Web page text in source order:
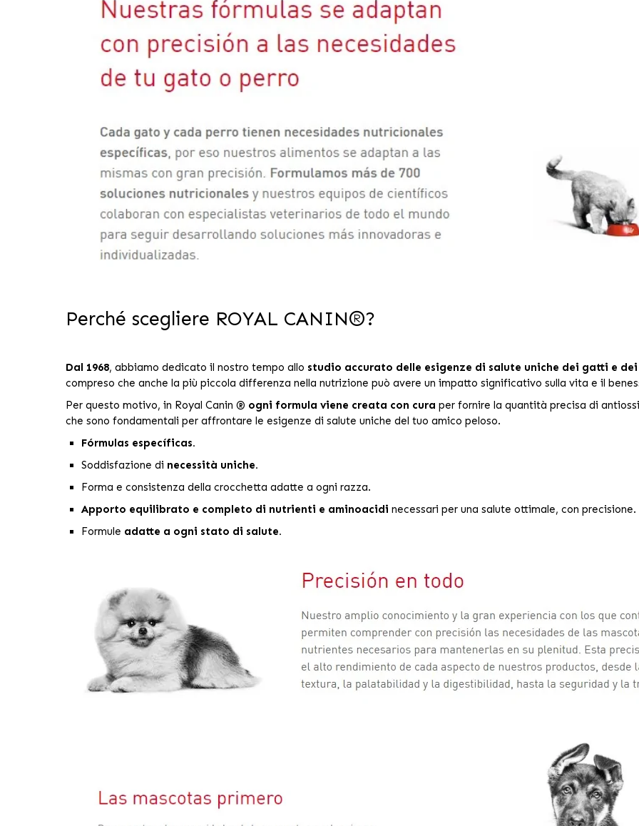
Perché scegliere ROYAL CANIN®?
Dal 1968, abbiamo dedicato il nostro tempo allo studio accurato delle esigenze di salute uniche dei gatti e
compreso che anche la più piccola differenza nella nutrizione può avere un impatto significativo sulla vita e il
Per questo motivo, in Royal Canin ® ogni formula viene creata con cura per fornire la quantità precisa di
che sono fondamentali per affrontare le esigenze di salute uniche del tuo amico peloso.
Fórmulas específicas.
Soddisfazione di necessità uniche.
Forma e consistenza della crocchetta adatte a ogni razza.
Apporto equilibrato e completo di nutrienti e aminoacidi necessari per una salute ottimale, con precisione.
Formule adatte a ogni stato di salute.